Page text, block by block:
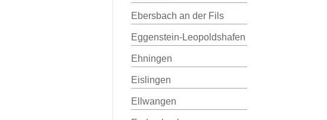
Ebersbach an der Fils
Eggenstein-Leopoldshafen
Ehningen
Eislingen
Ellwangen